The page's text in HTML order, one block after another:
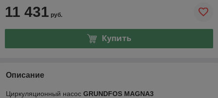
11 431 руб.
Купить
Описание
Циркуляционный насос GRUNDFOS MAGNA3